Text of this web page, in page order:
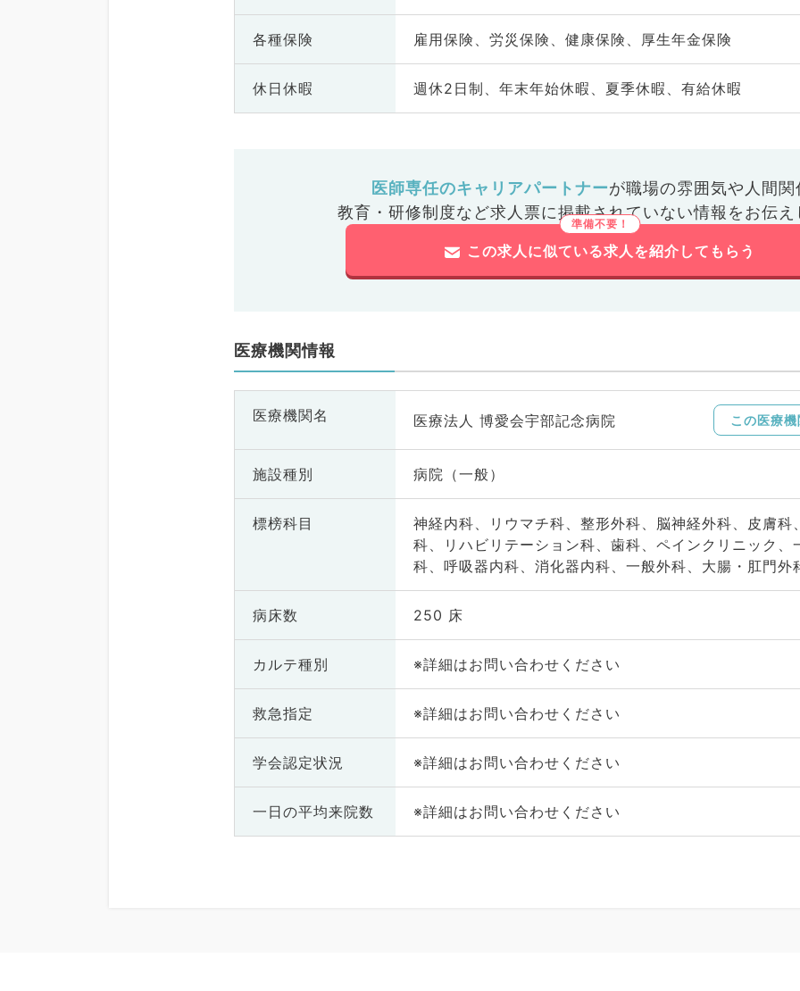
各種保険 雇用保険、労災保険、健康保険、厚生年金保険
休日休暇 週休2日制、年末年始休暇、夏季休暇、有給休暇
医師専任のキャリアパートナーが職場の雰囲気や人間関
教育・研修制度など求人票に掲載されていない情報をお伝え
この求人に似ている求人を紹介してもらう
医療機関情報
医療機関名 医療法人 博愛会宇部記念病院 この医療
施設種別 病院（一般）
標榜科目
神経内科、リウマチ科、整形外科、脳神経外科、皮膚科
科、リハビリテーション科、歯科、ペインクリニック、
科、呼吸器内科、消化器内科、一般外科、大腸・肛門外
病床数 250 床
カルテ種別 ※詳細はお問い合わせください
救急指定 ※詳細はお問い合わせください
学会認定状況 ※詳細はお問い合わせください
一日の平均来院数 ※詳細はお問い合わせください